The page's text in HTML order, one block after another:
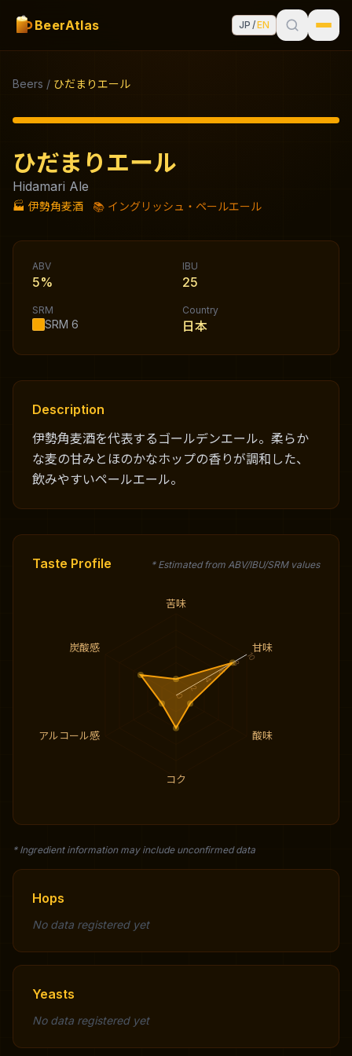
BeerAtlas JP /EN
Beers / ひだまりエール
ひだまりエール
Hidamari Ale
🏭 伊勢角麦酒 📚 イングリッシュ・ペールエール
ABV
5%
IBU
25
SRM
SRM 6
Country
日本
Description
伊勢角麦酒を代表するゴールデンエール。柔らか
な麦の甘みとほのかなホップの香りが調和した、
飲みやすいペールエール。
Taste Profile * Estimated from ABV/IBU/SRM values
苦味
甘味
酸味
コク
アルコール感
炭酸感
0
2
4
6
8
10
* Ingredient information may include unconfirmed data
Hops
No data registered yet
Yeasts
No data registered yet